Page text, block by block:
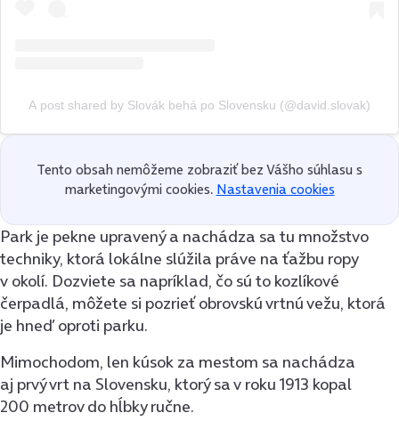
A post shared by Slovák behá po Slovensku (@david.slovak)
Tento obsah nemôžeme zobraziť bez Vášho súhlasu s
marketingovými cookies. Nastavenia cookies
Park je pekne upravený a nachádza sa tu množstvo
techniky, ktorá lokálne slúžila práve na ťažbu ropy
v okolí. Dozviete sa napríklad, čo sú to kozlíkové
čerpadlá, môžete si pozrieť obrovskú vrtnú vežu, ktorá
je hneď oproti parku.
Mimochodom, len kúsok za mestom sa nachádza
aj prvý vrt na Slovensku, ktorý sa v roku 1913 kopal
200 metrov do hĺbky ručne.